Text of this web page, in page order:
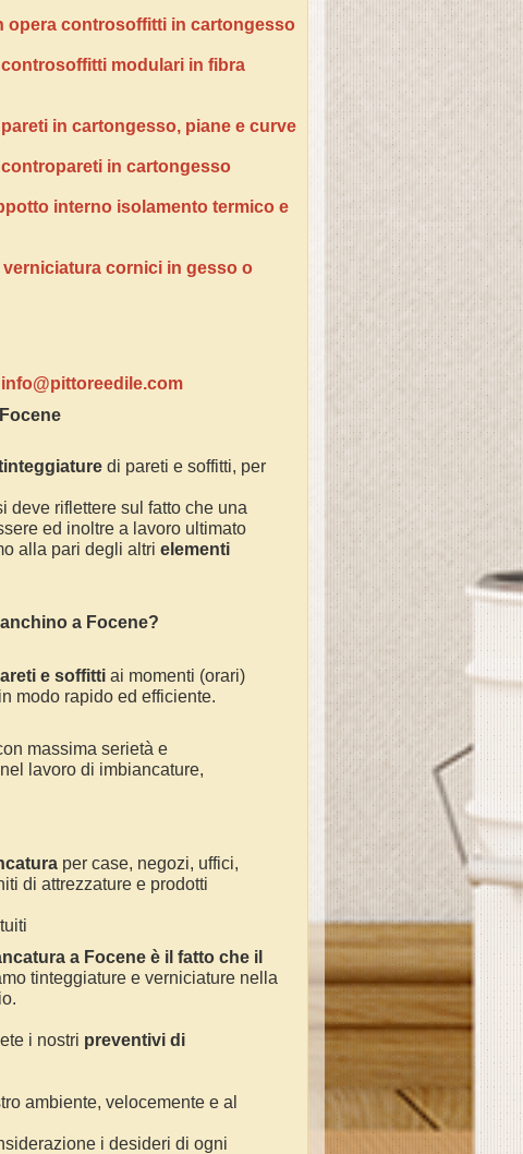
opera controsoffitti in cartongesso
modulari in fibra
in cartongesso, piane e curve
in cartongesso
interno isolamento termico e
cornici in gesso o
info@pittoreedile.com
di pareti e soffitti, per
deve riflettere sul fatto che una
ed inoltre a lavoro ultimato
alla pari degli altri elementi
a Focene?
e soffitti ai momenti (orari)
modo rapido ed efficiente.
massima serietà e
lavoro di imbiancature,
per case, negozi, uffici,
di attrezzature e prodotti
a Focene è il fatto che il
tinteggiature e verniciature nella
i nostri preventivi di
ambiente, velocemente e al
i desideri di ogni